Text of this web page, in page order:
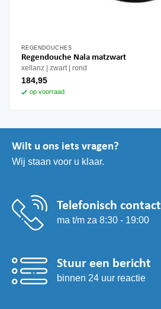
REGENDOUCHES
Regendouche Nala matzwart
xellanz zwart rond
184,95
op voorraad
Wilt u ons iets vragen?
Wij staan voor u klaar.
Telefonisch contact
ma t/m za 8:30 - 19:00
Stuur een bericht
binnen 24 uur reactie